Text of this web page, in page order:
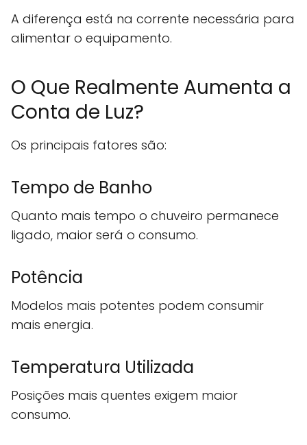
A diferença está na corrente necessária para
alimentar o equipamento.
O Que Realmente Aumenta a
Conta de Luz?
Os principais fatores são:
Tempo de Banho
Quanto mais tempo o chuveiro permanece
ligado, maior será o consumo.
Potência
Modelos mais potentes podem consumir
mais energia.
Temperatura Utilizada
Posições mais quentes exigem maior
consumo.